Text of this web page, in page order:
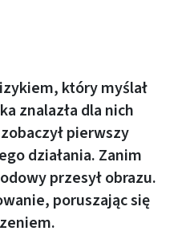
który myślał
znalazła dla nich
pierwszy
działania. Zanim
przesył obrazu.
poruszając się